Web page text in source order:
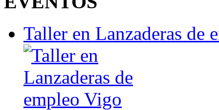
Taller en Lanzaderas de